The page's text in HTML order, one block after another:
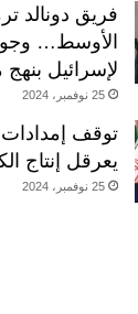
فريق دونالد
الأوسط…
لإسرائيل
25 نوفمبر، 2024
توقف إمدادات
يعرقل إنتاج
25 نوفمبر، 2024